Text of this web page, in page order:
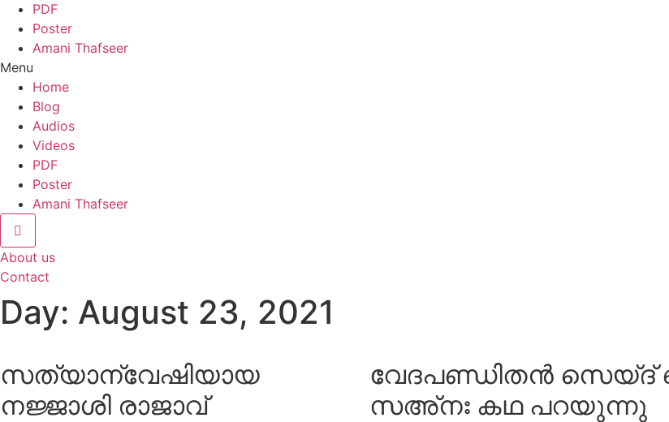
PDF
Poster
Amani Thafseer
Menu
Home
Blog
Audios
Videos
PDF
Poster
Amani Thafseer
About us
Contact
Day: August 23, 2021
സത്യാന്വേഷിയായ
നജ്ജാശി രാജാവ്
വേദപണ്ഡിതന്‍ സെയ്ദ്
സഅ്നഃ കഥ പറയുന്നു